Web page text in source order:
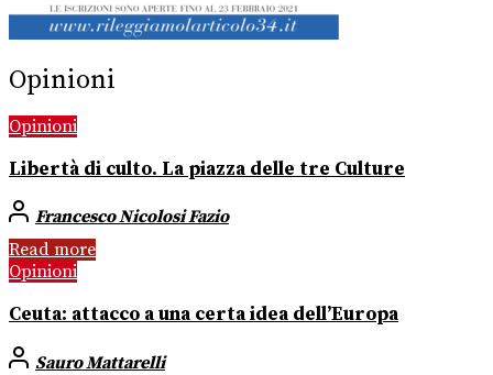
Opinioni
Opinioni
Libertà di culto. La piazza delle tre Culture
Francesco Nicolosi Fazio
Read more
Opinioni
Ceuta: attacco a una certa idea dell’Europa
Sauro Mattarelli